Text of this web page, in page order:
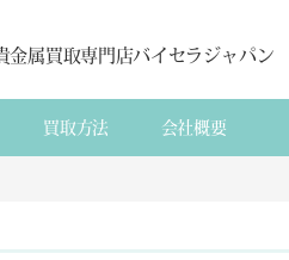
金属買取専門店バイセラジャパン
買取方法 会社概要